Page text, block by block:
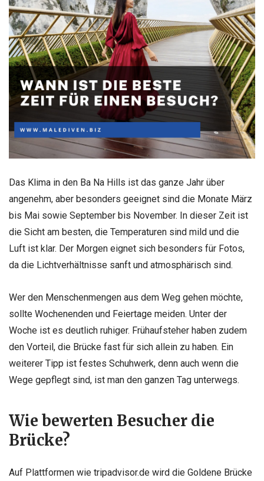
Das Klima in den Ba Na Hills ist das ganze Jahr über
angenehm, aber besonders geeignet sind die Monate März
bis Mai sowie September bis November. In dieser Zeit ist
die Sicht am besten, die Temperaturen sind mild und die
Luft ist klar. Der Morgen eignet sich besonders für Fotos,
da die Lichtverhältnisse sanft und atmosphärisch sind.
Wer den Menschenmengen aus dem Weg gehen möchte,
sollte Wochenenden und Feiertage meiden. Unter der
Woche ist es deutlich ruhiger. Frühaufsteher haben zudem
den Vorteil, die Brücke fast für sich allein zu haben. Ein
weiterer Tipp ist festes Schuhwerk, denn auch wenn die
Wege gepflegt sind, ist man den ganzen Tag unterwegs.
Wie bewerten Besucher die
Brücke?
Auf Plattformen wie tripadvisor.de wird die Goldene Brücke